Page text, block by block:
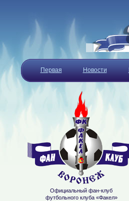
Первая Новости
Официальный фан-клуб
футбольного клуба «Факел»